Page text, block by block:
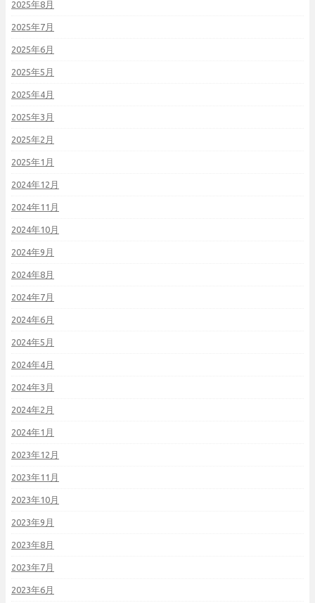
2025年8月
2025年7月
2025年6月
2025年5月
2025年4月
2025年3月
2025年2月
2025年1月
2024年12月
2024年11月
2024年10月
2024年9月
2024年8月
2024年7月
2024年6月
2024年5月
2024年4月
2024年3月
2024年2月
2024年1月
2023年12月
2023年11月
2023年10月
2023年9月
2023年8月
2023年7月
2023年6月